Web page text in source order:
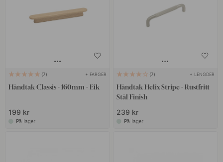
7 + FARGER
Håndtak Classis - 160mm - Eik
199 kr
På lager
7 + LENGDER
Håndtak Helix Stripe - Rustfritt
Stål Finish
239 kr
På lager